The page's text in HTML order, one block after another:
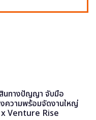
นทางปัญญา จับมือ
ความพร้อมจัดงานใหญ่
x Venture Rise